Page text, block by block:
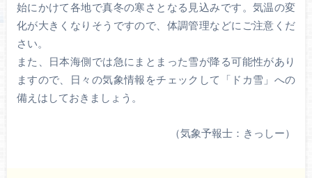
始にかけて各地で真冬の寒さとなる見込みです。気温の変
化が大きくなりそうですので、体調管理などにご注意くだ
さい。
また、日本海側では急にまとまった雪が降る可能性があり
ますので、日々の気象情報をチェックして「ドカ雪」への
備えはしておきましょう。
（気象予報士：きっしー）